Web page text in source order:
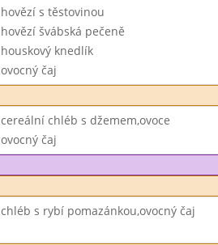
hovězí s těstovinou
hovězí švábská pečeně
houskový knedlík
ovocný čaj
cereální chléb s džemem,ovoce
ovocný čaj
chléb s rybí pomazánkou,ovocný čaj